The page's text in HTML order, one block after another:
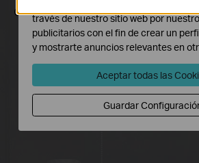
quieras mejorar la señal a
través de nuestro sitio web por
publicitarios con el fin de crear un
y mostrarte anuncios relevantes en
Aceptar todas las
Guardar